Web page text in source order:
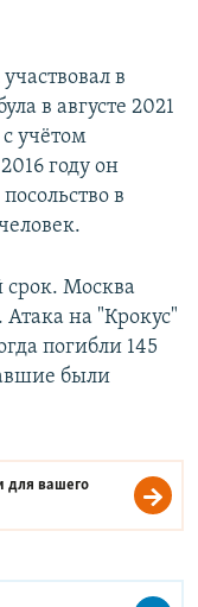
в
в августе 2021
с учётом
году он
в
Москва
на "Крокус"
погибли 145
были
для вашего